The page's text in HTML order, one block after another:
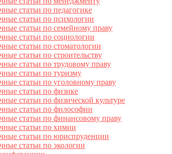
статьи по педагогике
статьи по психологии
статьи по семейному праву
статьи по социологии
статьи по стоматологии
статьи по строительству
статьи по трудовому праву
статьи по туризму
статьи по уголовному праву
статьи по физике
статьи по физической культуре
статьи по философии
статьи по финансовому праву
статьи по химии
статьи по юриспруденции
статьи по экологии